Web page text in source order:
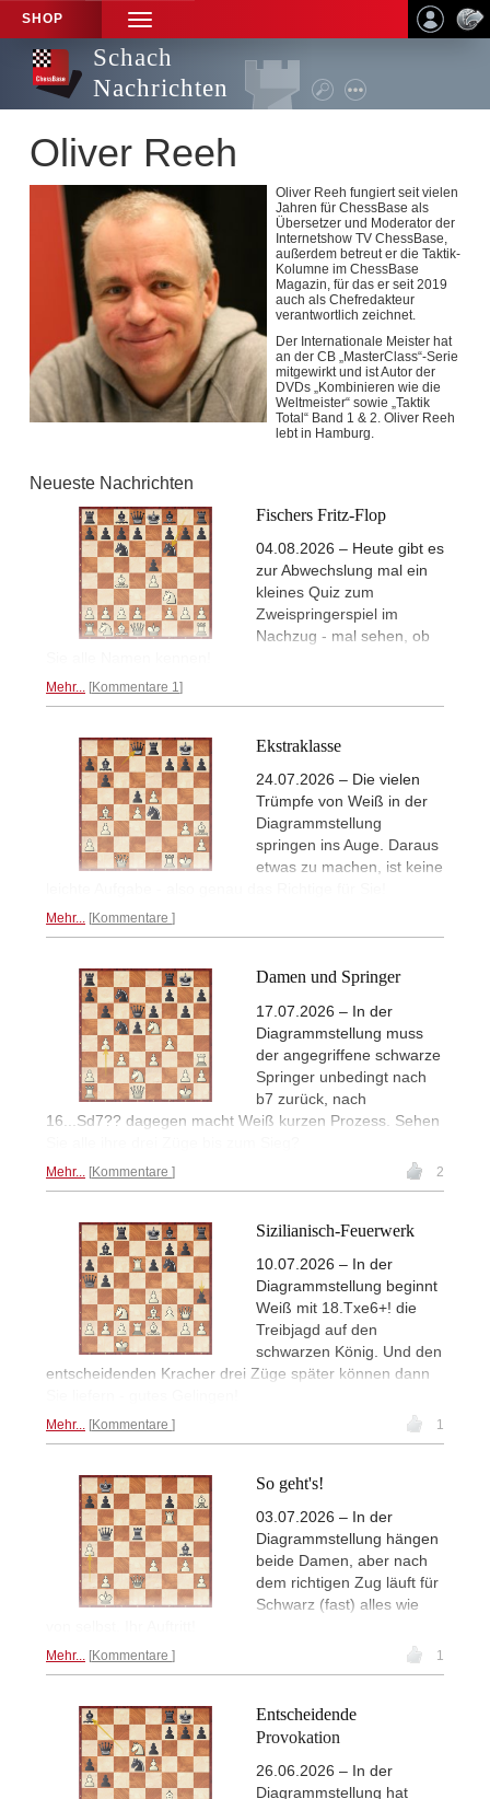
SHOP
TOGGLE
NAVIGATION
Schach
Nachrichten
Oliver Reeh
Oliver Reeh fungiert seit vielen
Jahren für ChessBase als
Übersetzer und Moderator der
Internetshow TV ChessBase,
außerdem betreut er die Taktik-
Kolumne im ChessBase
Magazin, für das er seit 2019
auch als Chefredakteur
verantwortlich zeichnet.
Der Internationale Meister hat
an der CB „MasterClass“-Serie
mitgewirkt und ist Autor der
DVDs „Kombinieren wie die
Weltmeister“ sowie „Taktik
Total“ Band 1 & 2. Oliver Reeh
lebt in Hamburg.
Neueste Nachrichten
Fischers Fritz-Flop
04.08.2026 – Heute gibt es
zur Abwechslung mal ein
kleines Quiz zum
Zweispringerspiel im
Nachzug - mal sehen, ob
Mehr... Kommentare 1
Ekstraklasse
24.07.2026 – Die vielen
Trümpfe von Weiß in der
Diagrammstellung
springen ins Auge. Daraus
etwas zu machen, ist keine
Mehr... Kommentare
Damen und Springer
17.07.2026 – In der
Diagrammstellung muss
der angegriffene schwarze
Springer unbedingt nach
b7 zurück, nach
16...Sd7?? dagegen macht Weiß kurzen Prozess. Sehen
Mehr... Kommentare 2
Sizilianisch-Feuerwerk
10.07.2026 – In der
Diagrammstellung beginnt
Weiß mit 18.Txe6+! die
Treibjagd auf den
schwarzen König. Und den
entscheidenden Kracher drei Züge später können dann
Mehr... Kommentare 1
So geht's!
03.07.2026 – In der
Diagrammstellung hängen
beide Damen, aber nach
dem richtigen Zug läuft für
Schwarz (fast) alles wie
Mehr... Kommentare 1
Entscheidende
Provokation
26.06.2026 – In der
Diagrammstellung hat